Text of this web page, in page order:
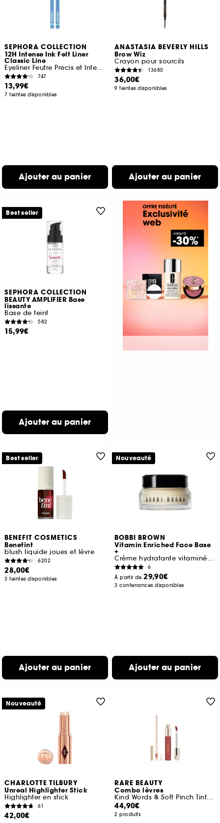
SEPHORA COLLECTION
12H Intense Ink Felt Liner
Classic Line
Eyeliner Feutre Precis et Intense
747
13,99€
7 teintes disponibles
Ajouter au panier
ANASTASIA BEVERLY HILLS
Brow Wiz
Crayon pour sourcils
13680
36,00€
9 teintes disponibles
Ajouter au panier
SEPHORA COLLECTION
BEAUTY AMPLIFIER Base
lissante
Base de teint
582
15,99€
Ajouter au panier
Best seller
BENEFIT COSMETICS
Benetint
blush liquide joues et lèvre
6202
28,00€
3 teintes disponibles
Ajouter au panier
Best seller
BOBBI BROWN
Vitamin Enriched Face Base
+
Crème hydratante vitaminée & base de maquillage
6
À partir de29,90€
3 contenances disponibles
Ajouter au panier
Nouveauté
CHARLOTTE TILBURY
Unreal Highlighter Stick
Highlighter en stick
61
42,00€
Nouveauté
RARE BEAUTY
Combo lèvres
Kind Words & Soft Pinch Tinted Lip Oil
44,90€
2 produits